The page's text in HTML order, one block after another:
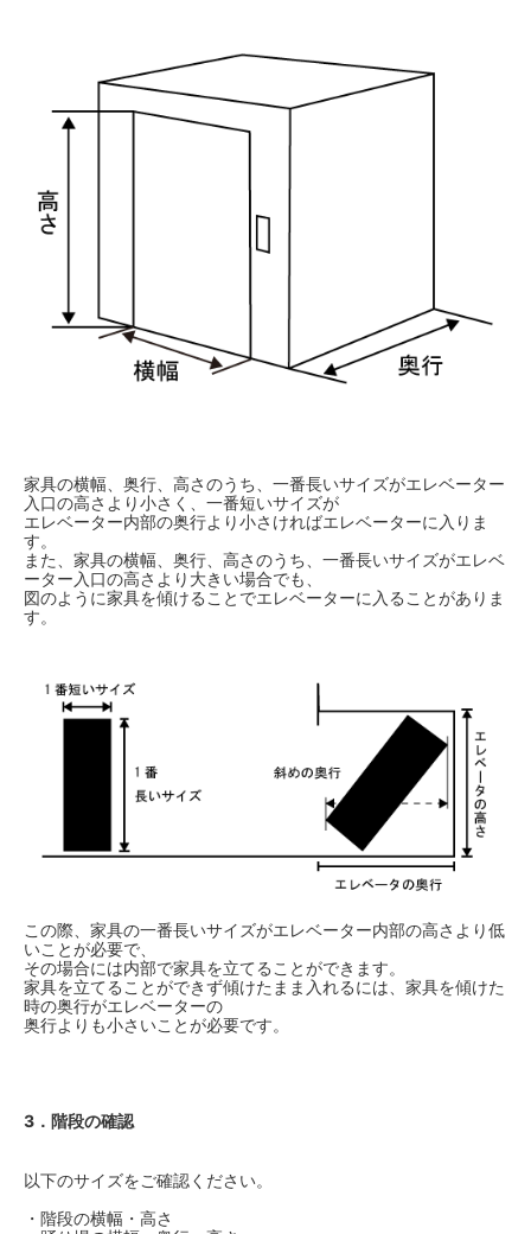
家具の横幅、奥行、高さのうち、一番長いサイズがエレベーター
入口の高さより小さく、一番短いサイズが
エレベーター内部の奥行より小さければエレベーターに入りま
す。
また、家具の横幅、奥行、高さのうち、一番長いサイズがエレベ
ーター入口の高さより大きい場合でも、
図のように家具を傾けることでエレベーターに入ることがありま
す。
この際、家具の一番長いサイズがエレベーター内部の高さより低
いことが必要で、
その場合には内部で家具を立てることができます。
家具を立てることができず傾けたまま入れるには、家具を傾けた
時の奥行がエレベーターの
奥行よりも小さいことが必要です。
3．階段の確認
以下のサイズをご確認ください。
・階段の横幅・高さ